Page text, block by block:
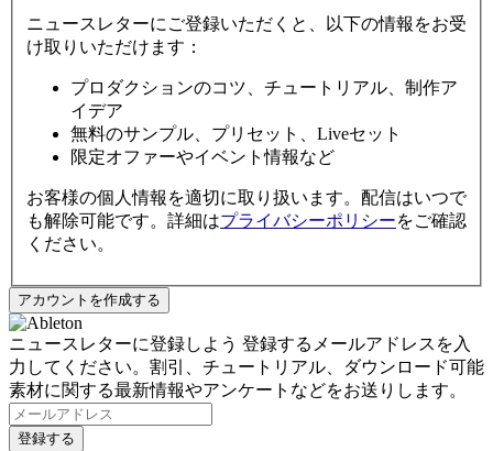
ニュースレターにご登録いただくと、以下の情報をお受
け取りいただけます：
プロダクションのコツ、チュートリアル、制作ア
イデア
無料のサンプル、プリセット、Liveセット
限定オファーやイベント情報など
お客様の個人情報を適切に取り扱います。配信はいつで
も解除可能です。詳細はプライバシーポリシーをご確認
ください。
ニュースレターに登録しよう 登録するメールアドレスを入
力してください。割引、チュートリアル、ダウンロード可能
素材に関する最新情報やアンケートなどをお送りします。